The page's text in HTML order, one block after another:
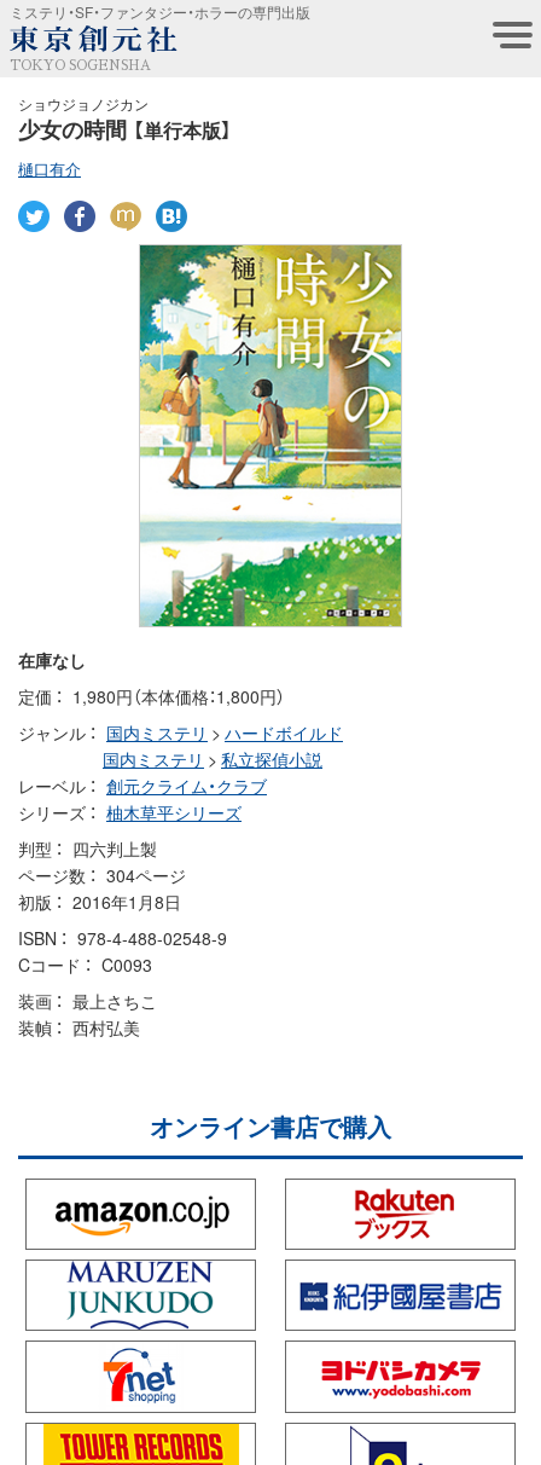
ミステリ・SF・ファンタジー・ホラーの専門出版
TOKYO SOGENSHA
ショウジョノジカン
少女の時間 【単行本版】
樋口有介
在庫なし
定価
1,980円（本体価格：1,800円）
ジャンル
国内ミステリ > ハードボイルド
国内ミステリ > 私立探偵小説
レーベル
創元クライム・クラブ
シリーズ
柚木草平シリーズ
判型
四六判上製
ページ数
304ページ
初版
2016年1月8日
ISBN
978-4-488-02548-9
Cコード
C0093
装画
最上さちこ
装幀
西村弘美
オンライン書店で購入